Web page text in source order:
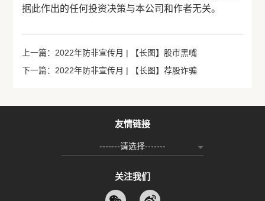
据此作出的任何投资决策与本公司和作者无关。
上一篇：2022年防非宣传月 | 【长图】股市黑嘴
下一篇：2022年防非宣传月 | 【长图】荐股诈骗
友情链接
-------请选择-------
关注我们